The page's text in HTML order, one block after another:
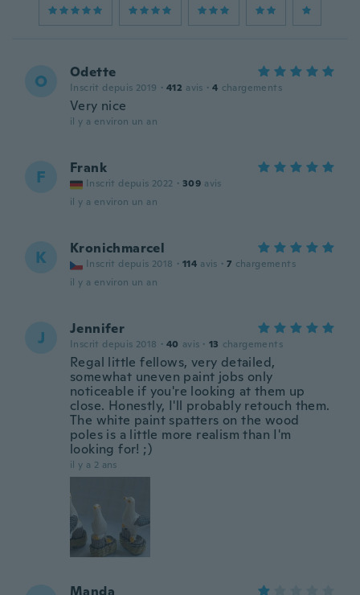
O Odette
Inscrit depuis 2019 · 412 avis · 4 chargements
Very nice
il y a environ un an
F Frank
Inscrit depuis 2022 · 309 avis
il y a environ un an
K Kronichmarcel
Inscrit depuis 2018 · 114 avis · 7 chargements
il y a environ un an
J Jennifer
Inscrit depuis 2018 · 40 avis · 13 chargements
Regal little fellows, very detailed,
somewhat uneven paint jobs only
noticeable if you're looking at them up
close. Honestly, I'll probably retouch them.
The white paint spatters on the wood
poles is a little more realism than I'm
looking for! ;)
il y a 2 ans
Manda